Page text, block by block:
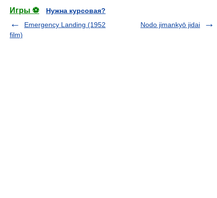
Игры ⚽
Нужна курсовая?
Emergency Landing (1952
film)
Nodo jimankyō jidai